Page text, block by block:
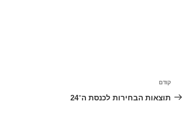
ניווט
הפוסט
הקודם
קודם
תוצאות הבחירות לכנסת ה־24